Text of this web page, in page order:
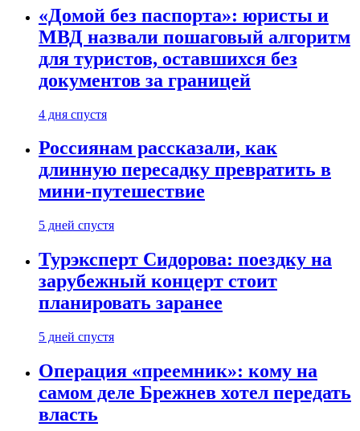
«Домой без паспорта»: юристы и
МВД назвали пошаговый алгоритм
для туристов, оставшихся без
документов за границей
4 дня спустя
Россиянам рассказали, как
длинную пересадку превратить в
мини-путешествие
5 дней спустя
Турэксперт Сидорова: поездку на
зарубежный концерт стоит
планировать заранее
5 дней спустя
Операция «преемник»: кому на
самом деле Брежнев хотел передать
власть